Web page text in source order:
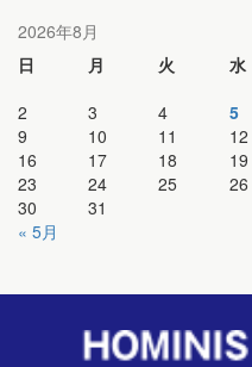
2026年8月
日
月 火 水
2
3 4 5
9
10 11 12
16
17 18 19
23
24 25 26
30
31
« 5月